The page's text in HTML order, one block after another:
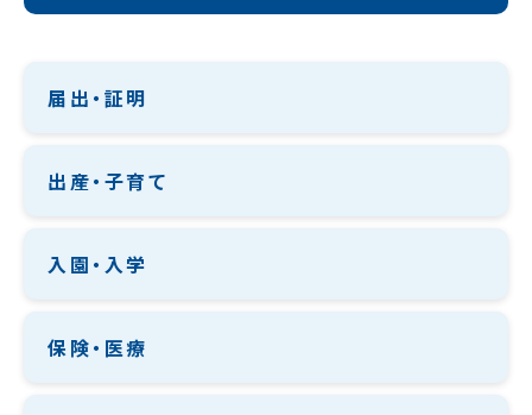
届出・証明
出産・子育て
入園・入学
保険・医療